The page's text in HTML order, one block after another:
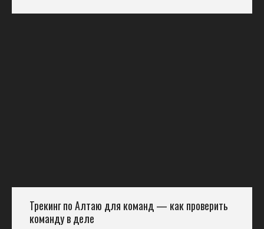
Трекинг по Алтаю для команд — как проверить
команду в деле